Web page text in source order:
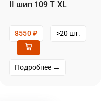
II шип 109 T XL
8550₽ >20 шт.
Подробнее →